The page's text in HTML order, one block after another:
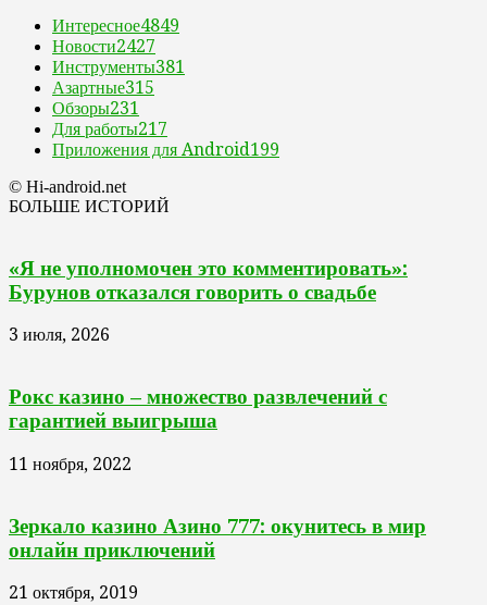
Интересное4849
Новости2427
Инструменты381
Азартные315
Обзоры231
Для работы217
Приложения для Android199
© Hi-android.net
БОЛЬШЕ ИСТОРИЙ
«Я не уполномочен это комментировать»:
Бурунов отказался говорить о свадьбе
3 июля, 2026
Рокс казино – множество развлечений с
гарантией выигрыша
11 ноября, 2022
Зеркало казино Азино 777: окунитесь в мир
онлайн приключений
21 октября, 2019